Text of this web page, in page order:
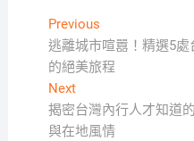
文
章
導
覽
PreviousPrevious
post:
逃離城市喧囂！精選5
的絕美旅程
NextNext
post:
揭密台灣內行人才知道
與在地風情